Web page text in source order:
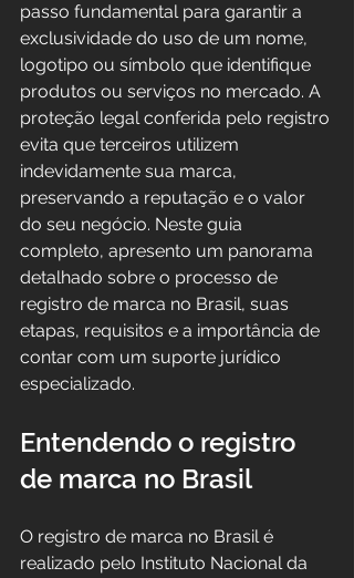
passo fundamental para garantir a
exclusividade do uso de um nome,
logotipo ou símbolo que identifique
produtos ou serviços no mercado. A
proteção legal conferida pelo registro
evita que terceiros utilizem
indevidamente sua marca,
preservando a reputação e o valor
do seu negócio. Neste guia
completo, apresento um panorama
detalhado sobre o processo de
registro de marca no Brasil, suas
etapas, requisitos e a importância de
contar com um suporte jurídico
especializado.
Entendendo o registro
de marca no Brasil
O registro de marca no Brasil é
realizado pelo Instituto Nacional da